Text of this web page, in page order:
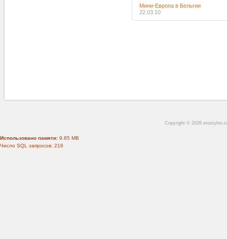
Мини-Европа в Бельгии
22.03.10
Copyright © 2026
Использовано памяти: 9.85 MB
Число SQL запросов: 216